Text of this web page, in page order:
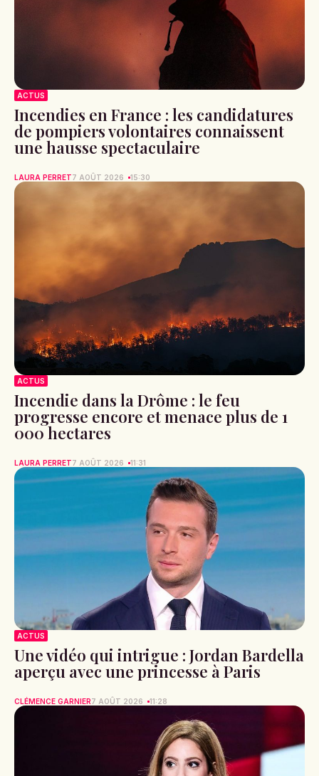
ACTUS
Incendies en France : les candidatures
de pompiers volontaires connaissent
une hausse spectaculaire
LAURA PERRET7 AOÛT 2026 15:30
ACTUS
Incendie dans la Drôme : le feu
progresse encore et menace plus de 1
000 hectares
LAURA PERRET7 AOÛT 2026 11:31
ACTUS
Une vidéo qui intrigue : Jordan Bardella
aperçu avec une princesse à Paris
CLÉMENCE GARNIER7 AOÛT 2026 11:28